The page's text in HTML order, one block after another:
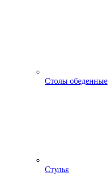
Столы обеденные
Стулья